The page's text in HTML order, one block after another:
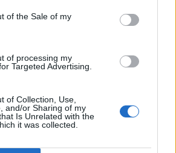
of the Sale of my
of processing my
Targeted Advertising.
of Collection, Use,
and/or Sharing of my
Is Unrelated with the
it was collected.
minori di 15 anni dal 1°
settembre: come
dell'età